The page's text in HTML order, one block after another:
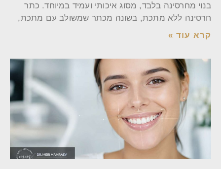
בנוי מחרסינה בלבד, מסוג איכותי ועמיד במיוחד. כתר
חרסינה ללא מתכת, בשונה מכתר שמשולב עם מתכת,
קרא עוד »